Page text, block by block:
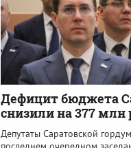
Дефицит бюджета
снизили на 377 млн
Депутаты Саратовской